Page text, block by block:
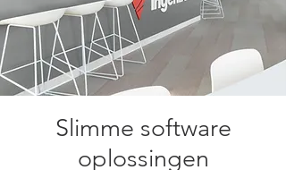
Slimme software
oplossingen